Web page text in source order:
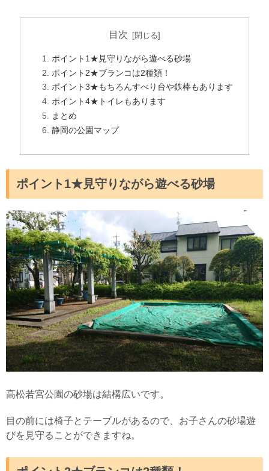
目次
ポイント1★見守りながら遊べる砂場
ポイント2★ブランコは2種類！
ポイント3★もちろんすべり台や鉄棒もあります
ポイント4★トイレもあります
まとめ
静岡の公園マップ
ポイント1★見守りながら遊べる砂場
高松若宮公園の砂場は結構広いです。
目の前には椅子とテーブルがあるので、お子さんの砂場遊
びを見守ることができますね。